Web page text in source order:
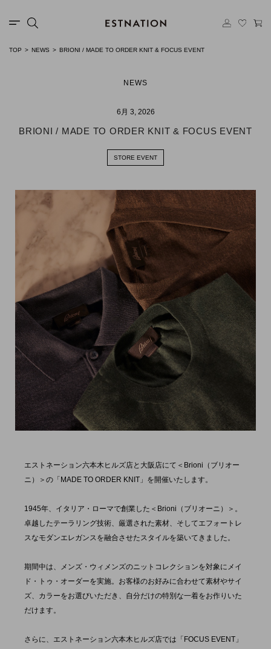
TOP NEWS BRIONI / MADE TO ORDER KNIT & FOCUS EVENT
NEWS
6月 3, 2026
BRIONI / MADE TO ORDER KNIT & FOCUS EVENT
STORE EVENT
エストネーション六本木ヒルズ店と大阪店にて＜Brioni（ブリオー
ニ）＞の「MADE TO ORDER KNIT」を開催いたします。
1945年、イタリア・ローマで創業した＜Brioni（ブリオーニ）＞。
卓越したテーラリング技術、厳選された素材、そしてエフォートレ
スなモダンエレガンスを融合させたスタイルを築いてきました。
期間中は、メンズ・ウィメンズのニットコレクションを対象にメイ
ド・トゥ・オーダーを実施。お客様のお好みに合わせて素材やサイ
ズ、カラーをお選びいただき、自分だけの特別な一着をお作りいた
だけます。
さらに、エストネーション六本木ヒルズ店では「FOCUS EVENT」